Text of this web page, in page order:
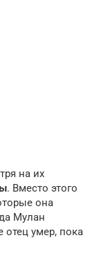
на их
. Вместо этого
она
Мулан
отец умер, пока